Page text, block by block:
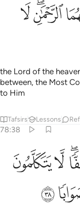
منه خطابا ٣٧
يَمْلِكُونَ مِنْهُ خِطَابًۭا
ﱠﱡﱢ
the Lord of the
between, the Most
to Him
Tafsirs Lessons
78:38
اذن له الرحمان وقال
إِلَّا مَنْ أَذِنَ لَهُ
ﱭﱮ
ﱶ